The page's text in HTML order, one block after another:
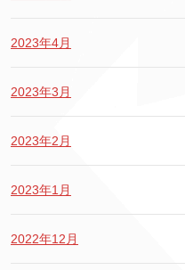
2023年4月
2023年3月
2023年2月
2023年1月
2022年12月